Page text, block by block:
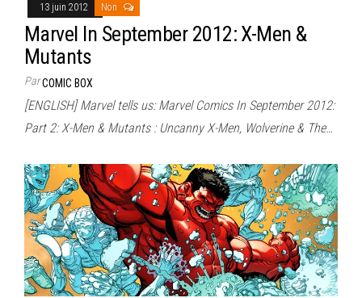
13 juin 2012 Non
Marvel In September 2012: X-Men &
Mutants
ParCOMIC BOX
[ENGLISH] Marvel tells us: Marvel Comics In September 2012:
Part 2: X-Men & Mutants : Uncanny X-Men, Wolverine & The…